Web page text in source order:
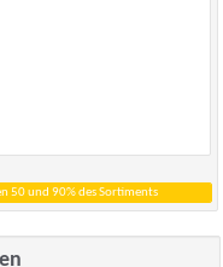
50 und 90% des Sortiments